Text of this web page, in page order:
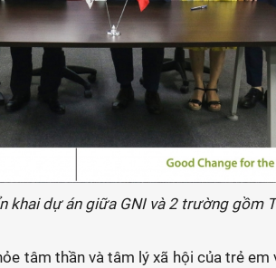
khai dự án giữa GNI và 2 trường gồm
tâm thần và tâm lý xã hội của trẻ em